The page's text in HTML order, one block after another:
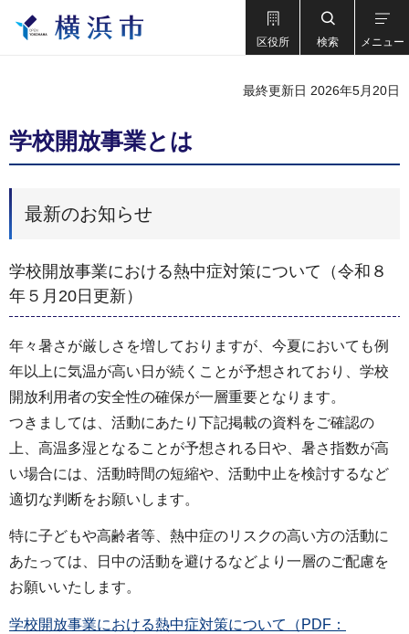
区役所 検索 メニュー
最終更新日 2026年5月20日
学校開放事業とは
最新のお知らせ
学校開放事業における熱中症対策について（令和８
年５月20日更新）
年々暑さが厳しさを増しておりますが、今夏においても例
年以上に気温が高い日が続くことが予想されており、学校
開放利用者の安全性の確保が一層重要となります。
つきましては、活動にあたり下記掲載の資料をご確認の
上、高温多湿となることが予想される日や、暑さ指数が高
い場合には、活動時間の短縮や、活動中止を検討するなど
適切な判断をお願いします。
特に子どもや高齢者等、熱中症のリスクの高い方の活動に
あたっては、日中の活動を避けるなどより一層のご配慮を
お願いいたします。
学校開放事業における熱中症対策について（PDF：